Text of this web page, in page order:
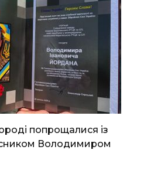
попрощалися із
Володимиром